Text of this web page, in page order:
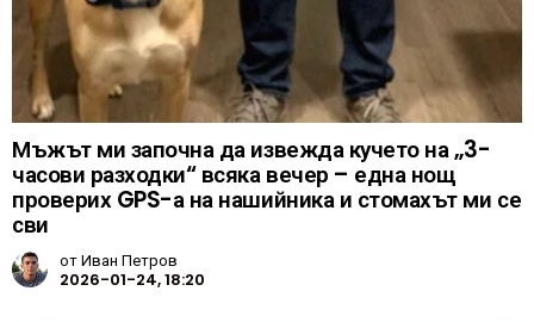
Мъжът ми започна да извежда кучето на „3-
часови разходки“ всяка вечер – една нощ
проверих GPS-а на нашийника и стомахът ми се
сви
отИван Петров
2026-01-24, 18:20